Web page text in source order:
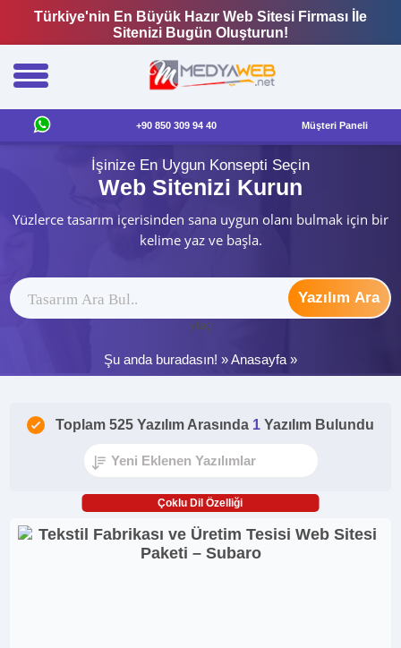
Türkiye'nin En Büyük Hazır Web Sitesi Firması İle
Sitenizi Bugün Oluşturun!
+90 850 309 94 40 Müşteri Paneli
İşinize En Uygun Konsepti Seçin
Web Sitenizi Kurun
Yüzlerce tasarım içerisinden sana uygun olanı bulmak için bir
kelime yaz ve başla.
Yazılım Ara
ytag
Şu anda buradasın! »Anasayfa »
Toplam 525 Yazılım Arasında 1 Yazılım Bulundu
Çoklu Dil Özelliği